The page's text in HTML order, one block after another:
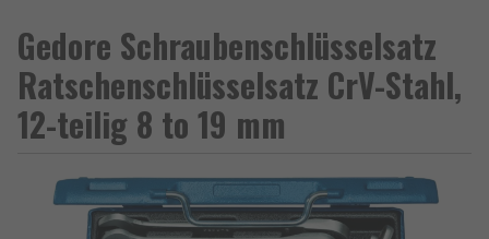
Gedore Schraubenschlüsselsatz
Ratschenschlüsselsatz CrV-Stahl,
12-teilig 8 to 19 mm